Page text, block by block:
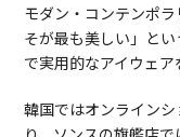
モダン・コンテンポ
そが最も美しい」と
で実用的なアイウェア
韓国ではオンライン